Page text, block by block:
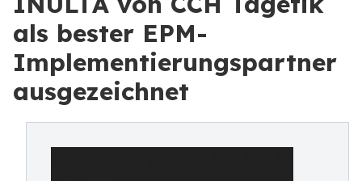
als bester EPM-
Implementierungspartner
ausgezeichnet